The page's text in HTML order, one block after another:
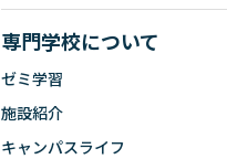
専門学校について
ゼミ学習
施設紹介
キャンパスライフ